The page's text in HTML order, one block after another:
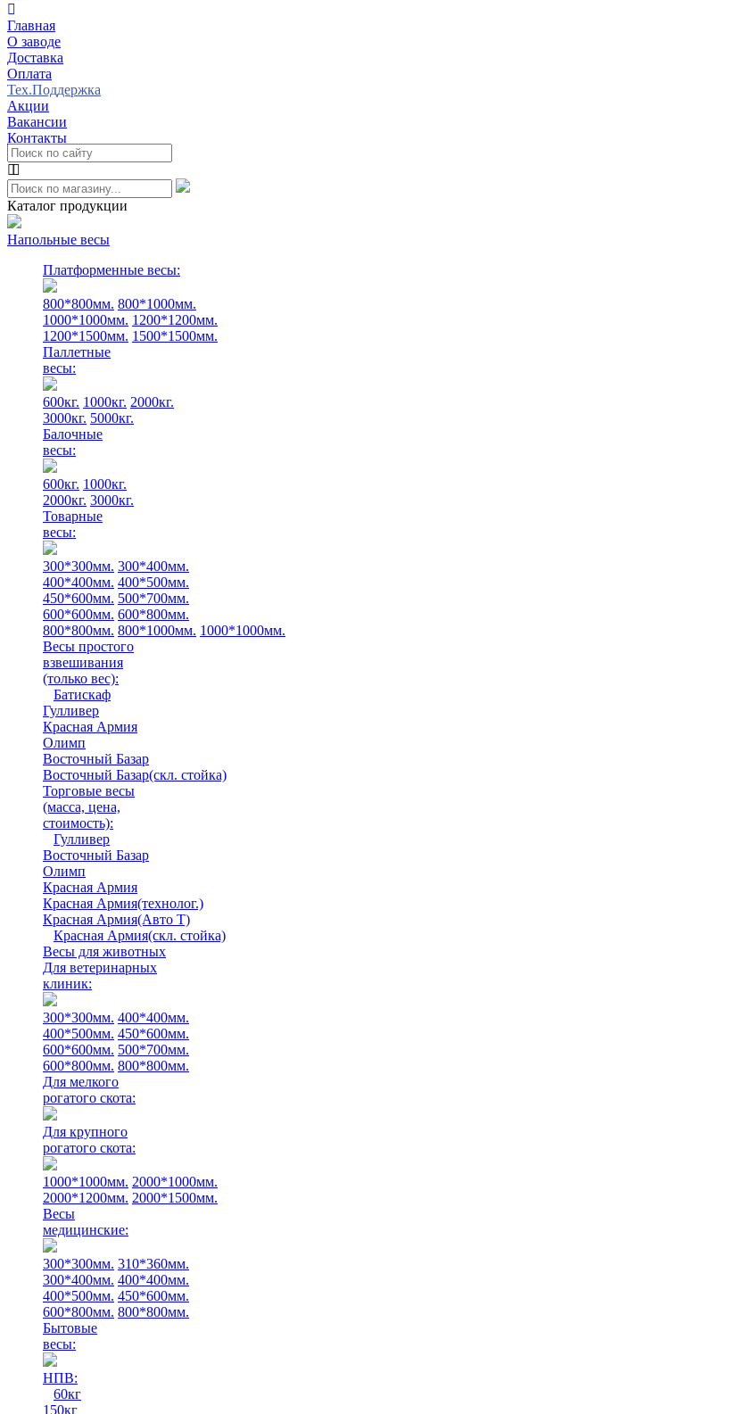
Главная
О заводе
Доставка
Оплата
Тех.Поддержка
Акции
Вакансии
Контакты
Каталог продукции
Напольные весы
Платформенные весы:
800*800мм. 800*1000мм.
1000*1000мм. 1200*1200мм.
1200*1500мм. 1500*1500мм.
Паллетные
весы:
600кг. 1000кг. 2000кг.
3000кг. 5000кг.
Балочные
весы:
600кг. 1000кг.
2000кг. 3000кг.
Товарные
весы:
300*300мм. 300*400мм.
400*400мм. 400*500мм.
450*600мм. 500*700мм.
600*600мм. 600*800мм.
800*800мм. 800*1000мм. 1000*1000мм.
Весы простого
взвешивания
(только вес):
Батискаф
Гулливер
Красная Армия
Олимп
Восточный Базар
Восточный Базар(скл. стойка)
Торговые весы
(масса, цена,
стоимость):
Гулливер
Восточный Базар
Олимп
Красная Армия
Красная Армия(технолог.)
Красная Армия(Авто Т)
Красная Армия(скл. стойка)
Весы для животных
Для ветеринарных
клиник:
300*300мм. 400*400мм.
400*500мм. 450*600мм.
600*600мм. 500*700мм.
600*800мм. 800*800мм.
Для мелкого
рогатого скота:
Для крупного
рогатого скота:
1000*1000мм. 2000*1000мм.
2000*1200мм. 2000*1500мм.
Весы
медицинские:
300*300мм. 310*360мм.
300*400мм. 400*400мм.
400*500мм. 450*600мм.
600*800мм. 800*800мм.
Бытовые
весы:
НПВ:
60кг
150кг